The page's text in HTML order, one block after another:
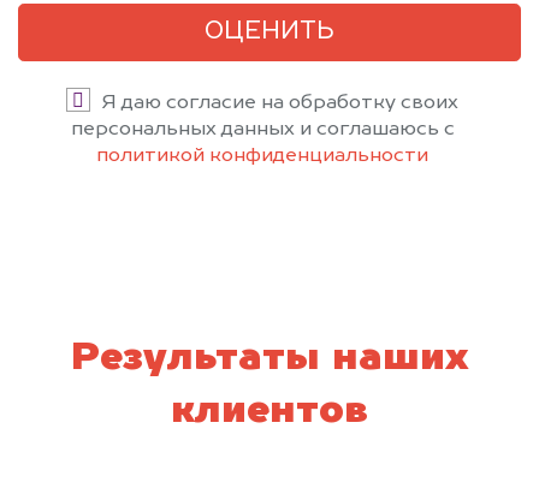
ОЦЕНИТЬ
Я даю согласие на обработку своих
персональных данных и соглашаюсь с
политикой конфиденциальности
Результаты наших
клиентов